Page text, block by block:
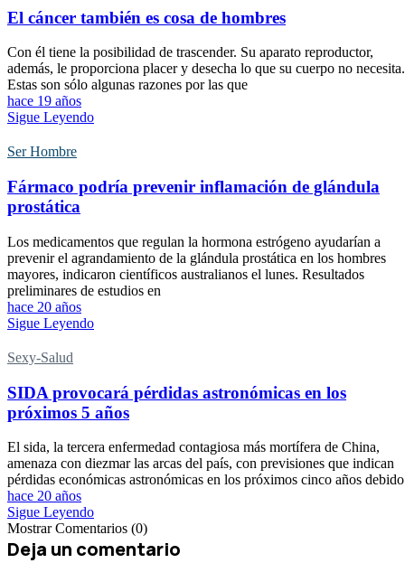
El cáncer también es cosa de hombres
Con él tiene la posibilidad de trascender. Su aparato reproductor,
además, le proporciona placer y desecha lo que su cuerpo no necesita.
Estas son sólo algunas razones por las que
hace 19 años
Sigue Leyendo
Ser Hombre
Fármaco podría prevenir inflamación de glándula
prostática
Los medicamentos que regulan la hormona estrógeno ayudarían a
prevenir el agrandamiento de la glándula prostática en los hombres
mayores, indicaron científicos australianos el lunes. Resultados
preliminares de estudios en
hace 20 años
Sigue Leyendo
Sexy-Salud
SIDA provocará pérdidas astronómicas en los
próximos 5 años
El sida, la tercera enfermedad contagiosa más mortífera de China,
amenaza con diezmar las arcas del país, con previsiones que indican
pérdidas económicas astronómicas en los próximos cinco años debido
hace 20 años
Sigue Leyendo
Mostrar Comentarios (0)
Deja un comentario